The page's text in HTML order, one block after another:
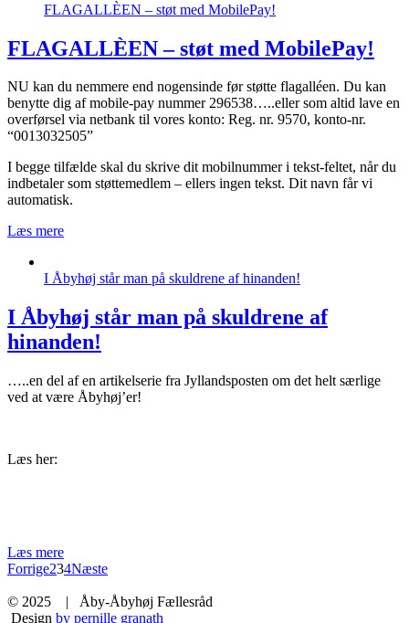
FLAGALLÈEN – støt med MobilePay!
FLAGALLÈEN – støt med MobilePay!
NU kan du nemmere end nogensinde før støtte flagalléen. Du kan
benytte dig af mobile-pay nummer 296538…..eller som altid lave en
overførsel via netbank til vores konto: Reg. nr. 9570, konto-nr.
“0013032505”
I begge tilfælde skal du skrive dit mobilnummer i tekst-feltet, når du
indbetaler som støttemedlem – ellers ingen tekst. Dit navn får vi
automatisk.
Læs mere
I Åbyhøj står man på skuldrene af hinanden!
I Åbyhøj står man på skuldrene af
hinanden!
…..en del af en artikelserie fra Jyllandsposten om det helt særlige
ved at være Åbyhøj’er!
Læs her:
Læs mere
Forrige234Næste
© 2025 | Åby-Åbyhøj Fællesråd
Design by pernille granath